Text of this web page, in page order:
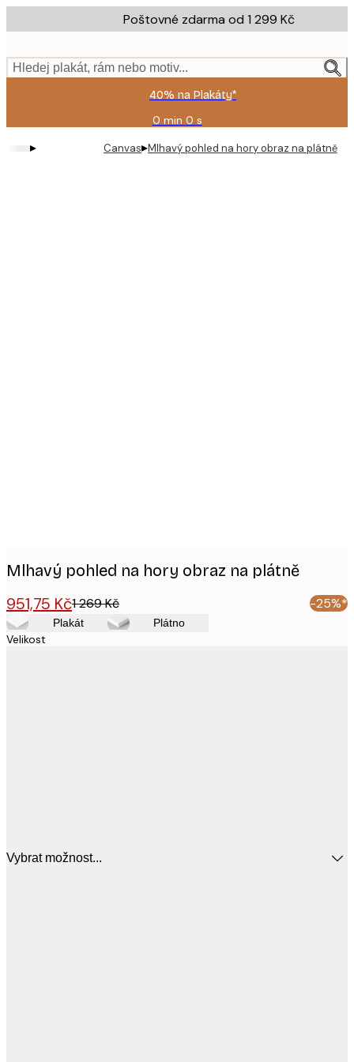
to
content.
Poštovné zdarma od 1 299 Kč
Hledej plakát, rám nebo motiv...
40% na Plakáty*
0 min 0 s
Platné
do:
2026-
▸ Canvas▸Mlhavý pohled na hory obraz na plátně
Mlhavý pohled na hory obraz na plátně
951,75 Kč1 269 Kč -25%*
Plakát Plátno
Velikost
Vybrat možnost...